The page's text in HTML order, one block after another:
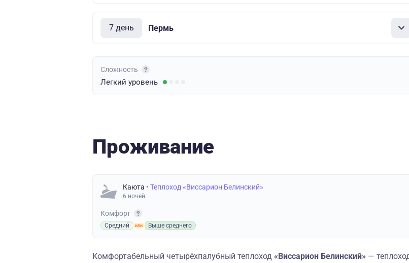
7 день Пермь
Сложность
Легкий уровень
Проживание
Каюта • Теплоход «Виссарион Белинский»
6 ночей
Комфорт
Средний Выше среднего
Комфортабельный четырёхпалубный теплоход «Виссарион Белинский» —